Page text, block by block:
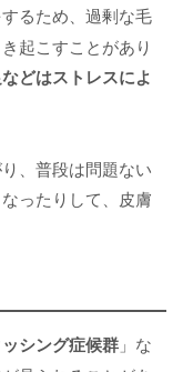
るため、過剰な毛
起こすことがあり
どはストレスによ
、普段は問題ない
ったりして、皮膚
シング症候群 」な